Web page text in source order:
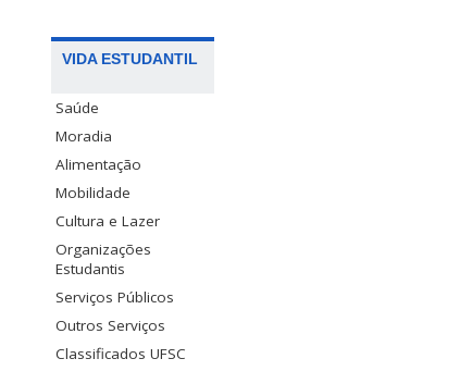
VIDA ESTUDANTIL
Saúde
Moradia
Alimentação
Mobilidade
Cultura e Lazer
Organizações
Estudantis
Serviços Públicos
Outros Serviços
Classificados UFSC